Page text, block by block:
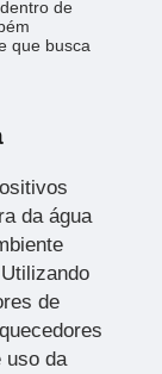
de
que busca
da água
de
uso da